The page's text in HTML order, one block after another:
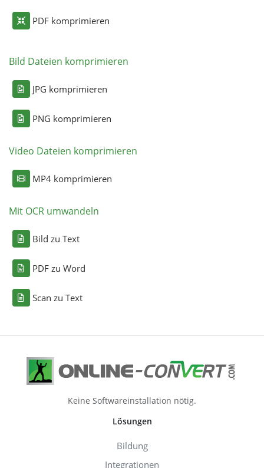
PDF komprimieren
Bild Dateien komprimieren
JPG komprimieren
PNG komprimieren
Video Dateien komprimieren
MP4 komprimieren
Mit OCR umwandeln
Bild zu Text
PDF zu Word
Scan zu Text
Keine Softwareinstallation nötig.
Lösungen
Bildung
Integrationen